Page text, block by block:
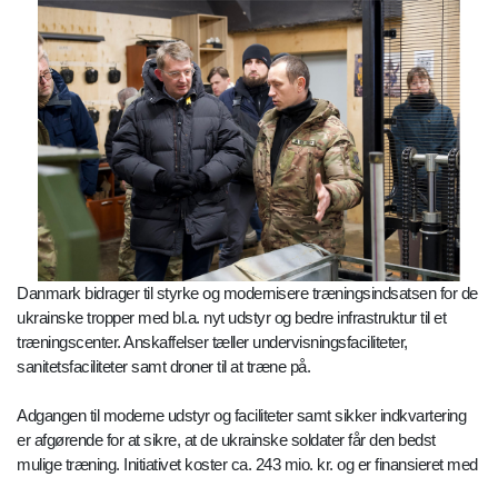
Danmark bidrager til styrke og modernisere træningsindsatsen for de
ukrainske tropper med bl.a. nyt udstyr og bedre infrastruktur til et
træningscenter. Anskaffelser tæller undervisningsfaciliteter,
sanitetsfaciliteter samt droner til at træne på.
Adgangen til moderne udstyr og faciliteter samt sikker indkvartering
er afgørende for at sikre, at de ukrainske soldater får den bedst
mulige træning. Initiativet koster ca. 243 mio. kr. og er finansieret med